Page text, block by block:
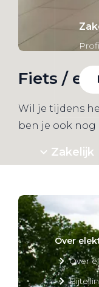
Zakelijk
Over
Over
Fiets / e-
Wil je tijdens
ben je ook nog